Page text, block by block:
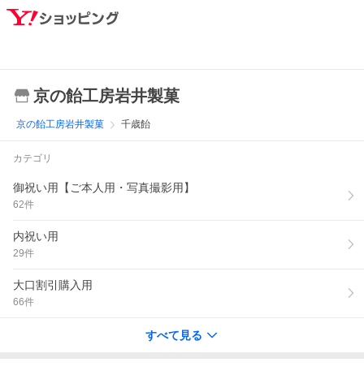
京の飴工房岩井製菓
京の飴工房岩井製菓 千歳飴
カテゴリ
御祝い用【ご本人用・写真撮影用】
62件
内祝い用
29件
大口割引購入用
66件
すべて見る